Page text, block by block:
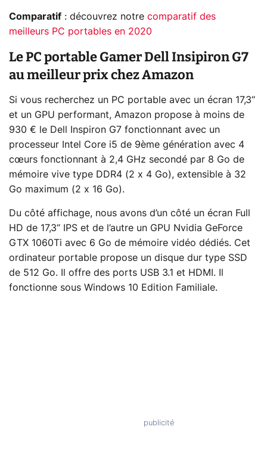
Comparatif : découvrez notre comparatif des
meilleurs PC portables en 2020
Le PC portable Gamer Dell Insipiron G7
au meilleur prix chez Amazon
Si vous recherchez un PC portable avec un écran 17,3“
et un GPU performant, Amazon propose à moins de
930 € le Dell Inspiron G7 fonctionnant avec un
processeur Intel Core i5 de 9ème génération avec 4
cœurs fonctionnant à 2,4 GHz secondé par 8 Go de
mémoire vive type DDR4 (2 x 4 Go), extensible à 32
Go maximum (2 x 16 Go).
Du côté affichage, nous avons d’un côté un écran Full
HD de 17,3“ IPS et de l’autre un GPU Nvidia GeForce
GTX 1060Ti avec 6 Go de mémoire vidéo dédiés. Cet
ordinateur portable propose un disque dur type SSD
de 512 Go. Il offre des ports USB 3.1 et HDMI. Il
fonctionne sous Windows 10 Edition Familiale.